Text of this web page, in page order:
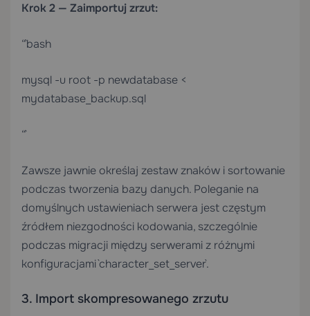
Krok 2 — Zaimportuj zrzut:
“`bash
mysql -u root -p newdatabase <
mydatabase_backup.sql
“`
Zawsze jawnie określaj zestaw znaków i sortowanie
podczas tworzenia bazy danych. Poleganie na
domyślnych ustawieniach serwera jest częstym
źródłem niezgodności kodowania, szczególnie
podczas migracji między serwerami z różnymi
konfiguracjami `character_set_server`.
3. Import skompresowanego zrzutu